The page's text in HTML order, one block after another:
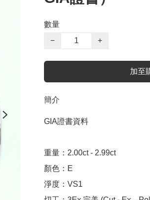
數量
−
+
加至
簡介
GIA證書資料
重量：2.00ct - 2.99ct
顏色：E
淨度：VS1